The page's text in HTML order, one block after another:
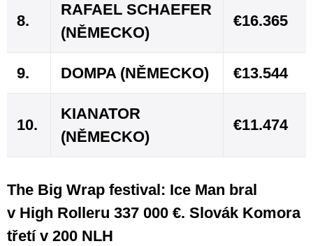
8.
RAFAEL SCHAEFER
(NĚMECKO)
€16.365
9. DOMPA (NĚMECKO) €13.544
10.
KIANATOR
(NĚMECKO)
€11.474
The Big Wrap festival: Ice Man bral
v High Rolleru 337 000 €. Slovák Komora
třetí v 200 NLH